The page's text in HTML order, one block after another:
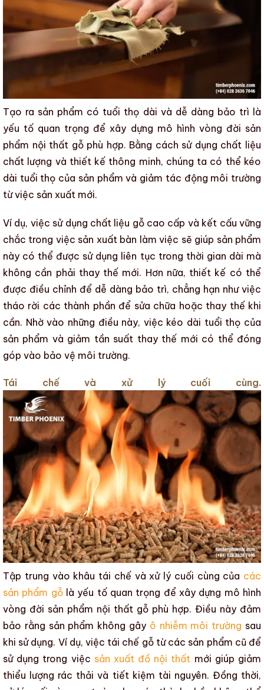
Tạo ra sản phẩm có tuổi thọ dài và dễ dàng bảo trì là
yếu tố quan trọng để xây dựng mô hình vòng đời sản
phẩm nội thất gỗphù hợp. Bằng cách sử dụng chất liệu
chất lượng và thiết kế thông minh, chúng ta có thể kéo
dài tuổi thọ của sản phẩm và giảm tác động môi trường
từ việc sản xuất mới.
Ví dụ, việc sử dụng chất liệu gỗ cao cấp và kết cấu vững
chắc trong việc sản xuất bàn làm việc sẽ giúp sản phẩm
này có thể được sử dụng liên tục trong thời gian dài mà
không cần phải thay thế mới. Hơn nữa, thiết kế có thể
được điều chỉnh để dễ dàng bảo trì, chẳng hạn như việc
tháo rời các thành phần để sửa chữa hoặc thay thế khi
cần. Nhờ vào những điều này, việc kéo dài tuổi thọ của
sản phẩm và giảm tần suất thay thế mới có thể đóng
góp vào bảo vệ môi trường.
Tái chế và xử lý cuối cùng.
Tập trung vào khâu tái chế và xử lý cuối cùng của các
sản phẩm gỗlà yếu tố quan trọng để xây dựng mô hình
vòng đời sản phẩm nội thất gỗ phù hợp. Điều này đảm
bảo rằng sản phẩm không gây ô nhiễm môi trường sau
khi sử dụng. Ví dụ, việc tái chế gỗ từ các sản phẩm cũ để
sử dụng trong việc sản xuất đồ nội thất mới giúp giảm
thiểu lượng rác thải và tiết kiệm tài nguyên. Đồng thời,